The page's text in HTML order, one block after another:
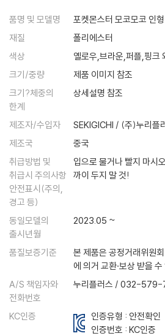
품명 및 모델명
포켓몬스터 모코모코 인
재질
폴리에스터
색상
옐로우,브라운,퍼플,핑크
크기/중량
제품 이미지 참조
크기?체중의
한계
상세설명 참조
제조자/수입자
SEKIGICHI / (주)누리플
제조국
중국
취급방법 및
취급시 주의사항
안전표시(주의,
경고 등)
입으로 물거나 빨지 마시
까이 두지 말 것!
동일모델의
출시년월
2023.05 ~
품질보증기준
본 제품은 공정거래위원
에 의거 교환·보상 받을
A/S 책임자와
전화번호
누리플러스 / 032-
KC인증
인증유형 : 안전확인
인증번호 :KC인증